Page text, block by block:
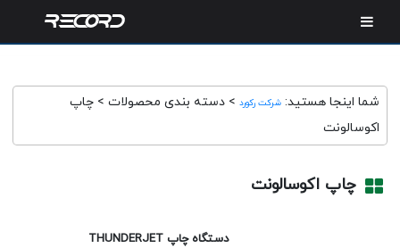
شما اینجا هستید: شرکت رکورد > دسته بندی محصولات > چاپ
اکوسالونت
چاپ اکوسالونت
دستگاه چاپ THUNDERJET